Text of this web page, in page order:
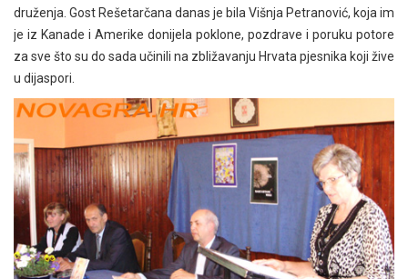
druženja. Gost Rešetarčana danas je bila Višnja Petranović, koja im
je iz Kanade i Amerike donijela poklone, pozdrave i poruku potore
za sve što su do sada učinili na zbližavanju Hrvata pjesnika koji žive
u dijaspori.